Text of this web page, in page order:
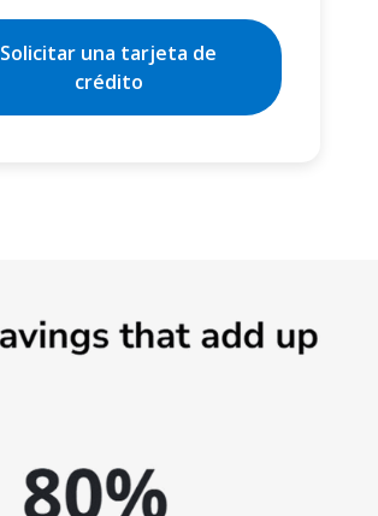
Solicitar una tarjeta de
crédito